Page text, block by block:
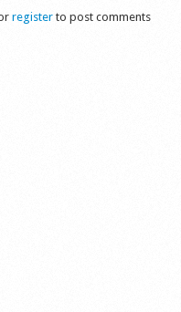
register to post comments